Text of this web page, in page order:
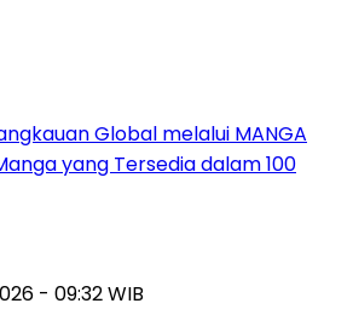
Global melalui MANGA
yang Tersedia dalam 100
- 09:32 WIB